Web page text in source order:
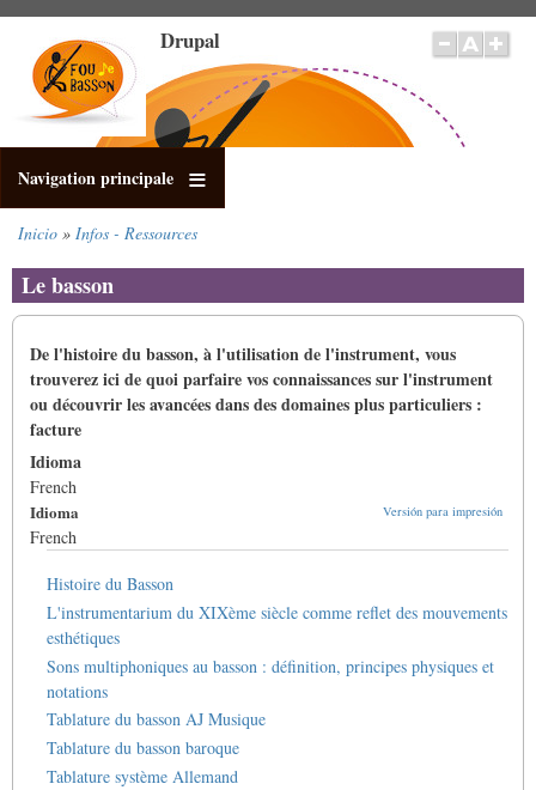
contenido
principal
Drupal
Navigation principale
enlaces
de
a
la
navegación
Inicio Infos - Ressources
Le basson
De l'histoire du basson, à l'utilisation de l'instrument, vous
trouverez ici de quoi parfaire vos connaissances sur l'instrument
ou découvrir les avancées dans des domaines plus particuliers :
facture
Idioma
French
Versión para impresión
Idioma
French
Histoire du Basson
L'instrumentarium du XIXème siècle comme reflet des mouvements
esthétiques
Sons multiphoniques au basson : définition, principes physiques et
notations
Tablature du basson AJ Musique
Tablature du basson baroque
Tablature système Allemand